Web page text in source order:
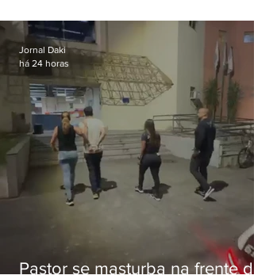
Botafogo
Pastor se masturba na frente de
Jornal Daki
há 24 horas